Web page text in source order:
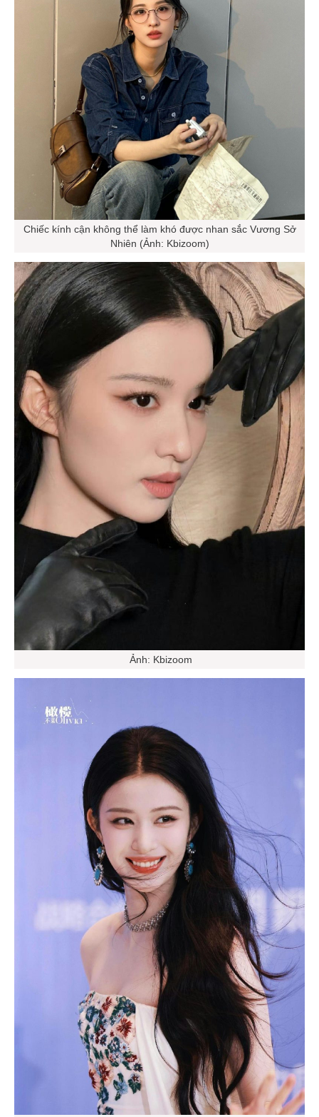
Chiếc kính cận không thể làm khó được nhan sắc Vương Sở
Nhiên (Ảnh: Kbizoom)
Ảnh: Kbizoom